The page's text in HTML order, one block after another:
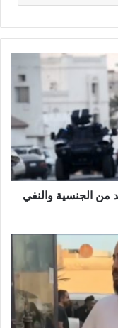
من الجنسية والنفي